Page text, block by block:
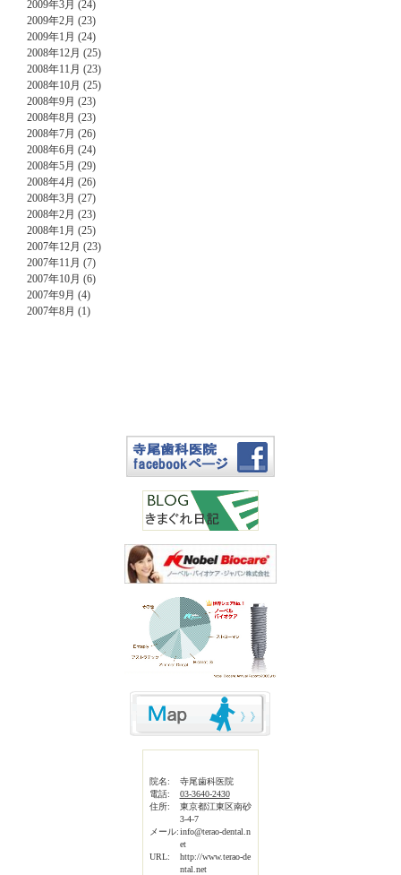
2009年3月 (24)
2009年2月 (23)
2009年1月 (24)
2008年12月 (25)
2008年11月 (23)
2008年10月 (25)
2008年9月 (23)
2008年8月 (23)
2008年7月 (26)
2008年6月 (24)
2008年5月 (29)
2008年4月 (26)
2008年3月 (27)
2008年2月 (23)
2008年1月 (25)
2007年12月 (23)
2007年11月 (7)
2007年10月 (6)
2007年9月 (4)
2007年8月 (1)
院名:
寺尾歯科医院
電話:
03-3640-2430
住所:
東京都江東区南砂
3-4-7
メール:info@terao-dental.n
et
URL:
http://www.terao-de
ntal.net